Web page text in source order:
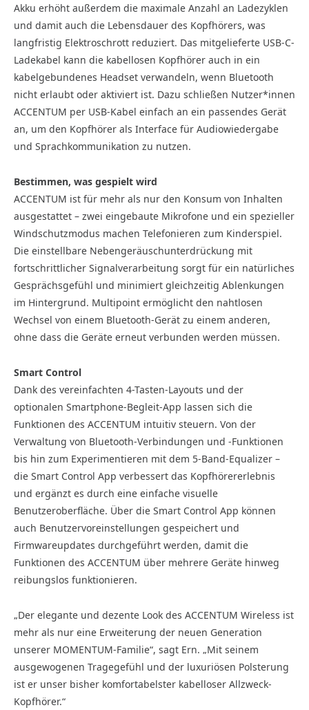
Akku erhöht außerdem die maximale Anzahl an Ladezyklen
und damit auch die Lebensdauer des Kopfhörers, was
langfristig Elektroschrott reduziert. Das mitgelieferte USB-C-
Ladekabel kann die kabellosen Kopfhörer auch in ein
kabelgebundenes Headset verwandeln, wenn Bluetooth
nicht erlaubt oder aktiviert ist. Dazu schließen Nutzer*innen
ACCENTUM per USB-Kabel einfach an ein passendes Gerät
an, um den Kopfhörer als Interface für Audiowiedergabe
und Sprachkommunikation zu nutzen.
Bestimmen, was gespielt wird
ACCENTUM ist für mehr als nur den Konsum von Inhalten
ausgestattet – zwei eingebaute Mikrofone und ein spezieller
Windschutzmodus machen Telefonieren zum Kinderspiel.
Die einstellbare Nebengeräuschunterdrückung mit
fortschrittlicher Signalverarbeitung sorgt für ein natürliches
Gesprächsgefühl und minimiert gleichzeitig Ablenkungen
im Hintergrund. Multipoint ermöglicht den nahtlosen
Wechsel von einem Bluetooth-Gerät zu einem anderen,
ohne dass die Geräte erneut verbunden werden müssen.
Smart Control
Dank des vereinfachten 4-Tasten-Layouts und der
optionalen Smartphone-Begleit-App lassen sich die
Funktionen des ACCENTUM intuitiv steuern. Von der
Verwaltung von Bluetooth-Verbindungen und -Funktionen
bis hin zum Experimentieren mit dem 5-Band-Equalizer –
die Smart Control App verbessert das Kopfhörererlebnis
und ergänzt es durch eine einfache visuelle
Benutzeroberfläche. Über die Smart Control App können
auch Benutzervoreinstellungen gespeichert und
Firmwareupdates durchgeführt werden, damit die
Funktionen des ACCENTUM über mehrere Geräte hinweg
reibungslos funktionieren.
„Der elegante und dezente Look des ACCENTUM Wireless ist
mehr als nur eine Erweiterung der neuen Generation
unserer MOMENTUM-Familie“, sagt Ern. „Mit seinem
ausgewogenen Tragegefühl und der luxuriösen Polsterung
ist er unser bisher komfortabelster kabelloser Allzweck-
Kopfhörer.“